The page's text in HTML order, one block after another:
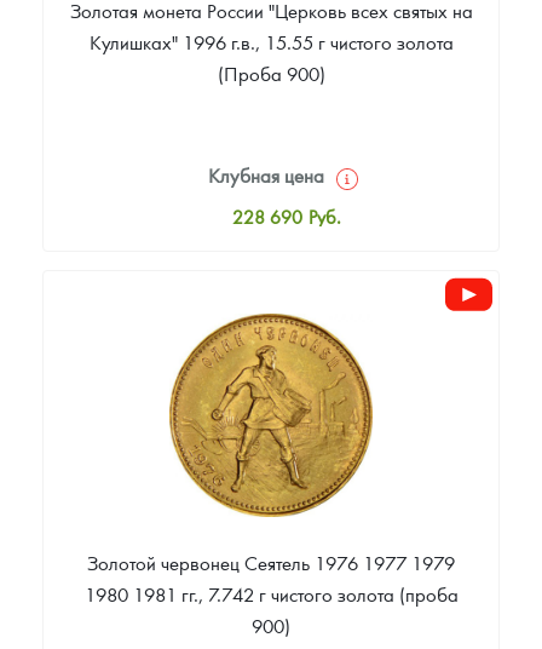
Золотая монета России "Церковь всех святых на
Кулишках" 1996 г.в., 15.55 г чистого золота
(Проба 900)
Клубная цена
228 690 Руб.
Цена выкупа
Звоните
Золотой червонец Сеятель 1976 1977 1979
1980 1981 гг., 7.742 г чистого золота (проба
900)